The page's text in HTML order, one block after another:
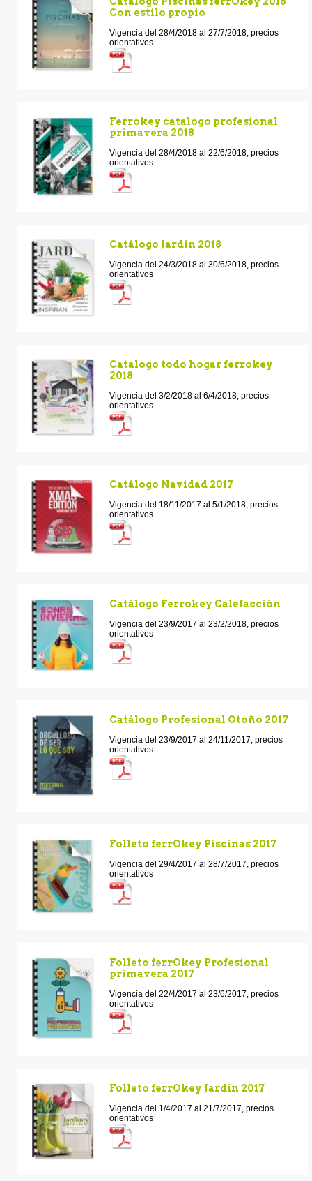
Con estilo propio
Vigencia del 28/4/2018 al 27/7/2018, precios
orientativos
Ferrokey catalogo profesional
primavera 2018
Vigencia del 28/4/2018 al 22/6/2018, precios
orientativos
Catálogo Jardín 2018
Vigencia del 24/3/2018 al 30/6/2018, precios
orientativos
Catalogo todo hogar ferrokey
2018
Vigencia del 3/2/2018 al 6/4/2018, precios
orientativos
Catálogo Navidad 2017
Vigencia del 18/11/2017 al 5/1/2018, precios
orientativos
Catálogo Ferrokey Calefacción
Vigencia del 23/9/2017 al 23/2/2018, precios
orientativos
Catálogo Profesional Otoño 2017
Vigencia del 23/9/2017 al 24/11/2017, precios
orientativos
Folleto ferrOkey Piscinas 2017
Vigencia del 29/4/2017 al 28/7/2017, precios
orientativos
Folleto ferrOkey Profesional
primavera 2017
Vigencia del 22/4/2017 al 23/6/2017, precios
orientativos
Folleto ferrOkey Jardín 2017
Vigencia del 1/4/2017 al 21/7/2017, precios
orientativos